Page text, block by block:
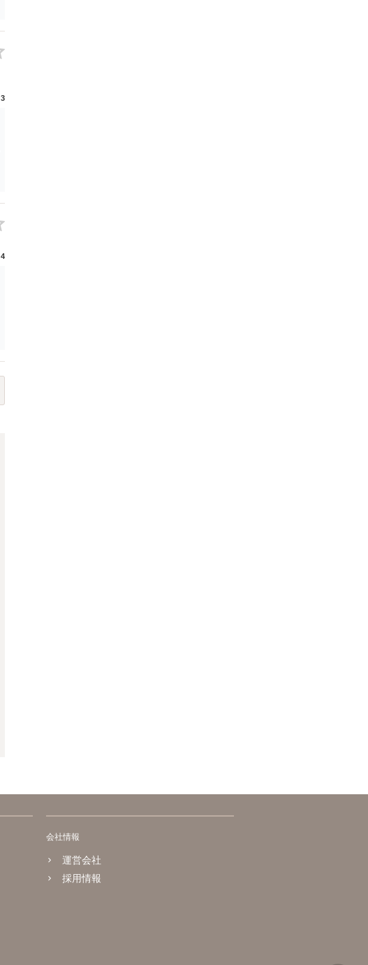
3
4
会社情報
運営会社
採用情報